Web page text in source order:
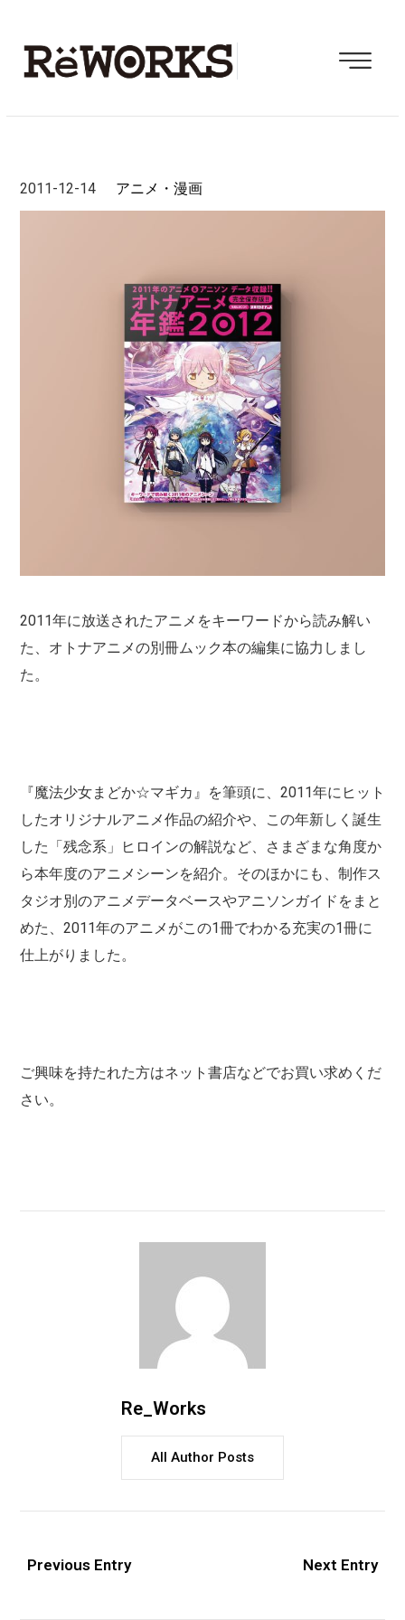
2011-12-14 アニメ・漫画
2011年に放送されたアニメをキーワードから読み解い
た、オトナアニメの別冊ムック本の編集に協力しまし
た。
『魔法少女まどか☆マギカ』を筆頭に、2011年にヒット
したオリジナルアニメ作品の紹介や、この年新しく誕生
した「残念系」ヒロインの解説など、さまざまな角度か
ら本年度のアニメシーンを紹介。そのほかにも、制作ス
タジオ別のアニメデータベースやアニソンガイドをまと
めた、2011年のアニメがこの1冊でわかる充実の1冊に
仕上がりました。
ご興味を持たれた方はネット書店などでお買い求めくだ
さい。
Re_Works
All Author Posts
Previous Entry Next Entry